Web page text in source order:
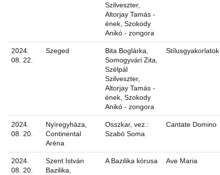
Szilveszter,
Altorjay Tamás -
ének, Szokody
Anikó - zongora
2024.
08. 22.
Szeged
Bita Boglárka,
Somogyvári Zita,
Szélpál
Szilveszter,
Altorjay Tamás -
ének, Szokody
Anikó - zongora
Stílusgyakorlatok
2024.
08. 20.
Nyíregyháza,
Continental
Aréna
Osszkar, vez.:
Szabó Soma
Cantate Domino
2024.
08. 20.
Szent István
Bazilika,
A Bazilika kórusa Ave Maria